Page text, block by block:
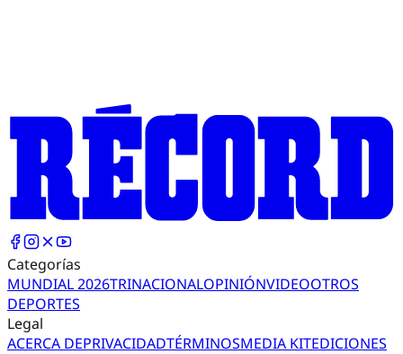
Categorías
MUNDIAL 2026TRINACIONALOPINIÓNVIDEOOTROS
DEPORTES
Legal
ACERCA DEPRIVACIDADTÉRMINOSMEDIA KITEDICIONES